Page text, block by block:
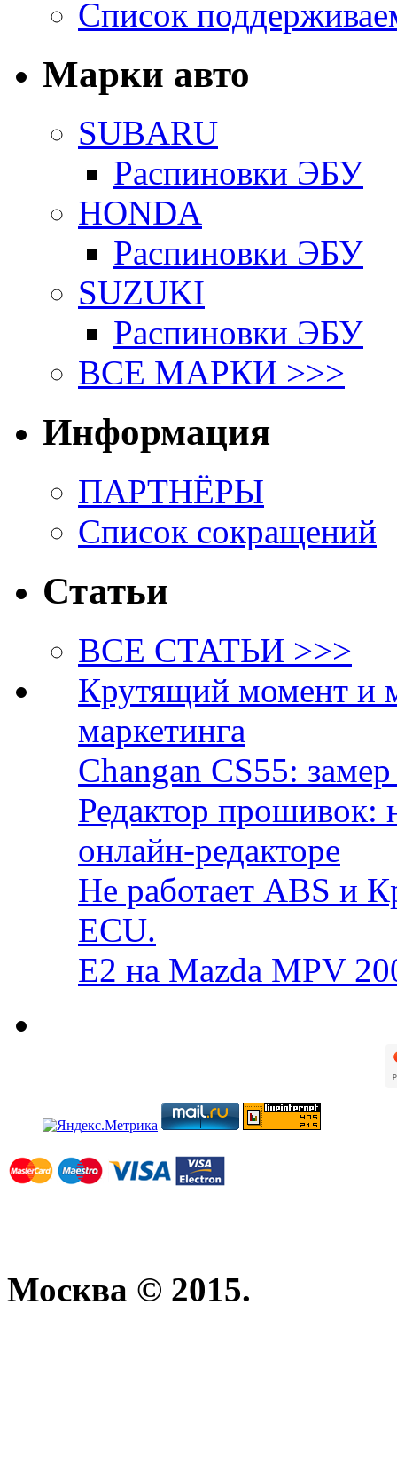
Список
Марки авто
SUBARU
Распиновки ЭБУ
HONDA
Распиновки ЭБУ
SUZUKI
Распиновки ЭБУ
ВСЕ МАРКИ >>>
Информация
ПАРТНЁРЫ
Список сокращений
Статьи
ВСЕ СТАТЬИ >>>
Крутящий момент и
маркетинга
Changan CS55:
Редактор прошивок:
онлайн-редакторе
Не работает ABS и
ECU.
E2 на Mazda MPV
Москва © 2015.